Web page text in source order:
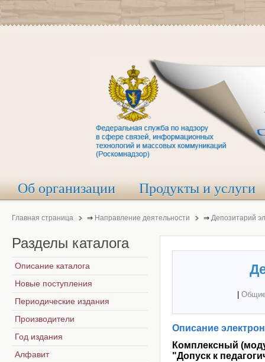
Об организации Продукты и услуги
Главная страница ⇒ Направление деятельности ⇒ Депозитарий
Описание
Комплексный
"Допуск к
Разделы каталога
Описание каталога
Новые поступления
Периодические издания
Производители
Год издания
Алфавит